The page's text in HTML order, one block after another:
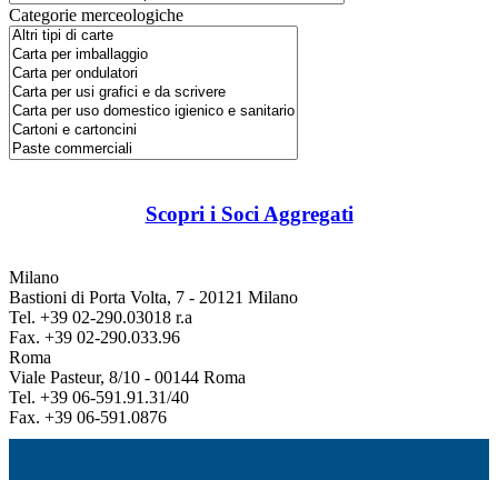
Categorie merceologiche
Scopri i Soci Aggregati
Milano
Bastioni di Porta Volta, 7 - 20121 Milano
Tel. +39 02-290.03018 r.a
Fax. +39 02-290.033.96
Roma
Viale Pasteur, 8/10 - 00144 Roma
Tel. +39 06-591.91.31/40
Fax. +39 06-591.0876